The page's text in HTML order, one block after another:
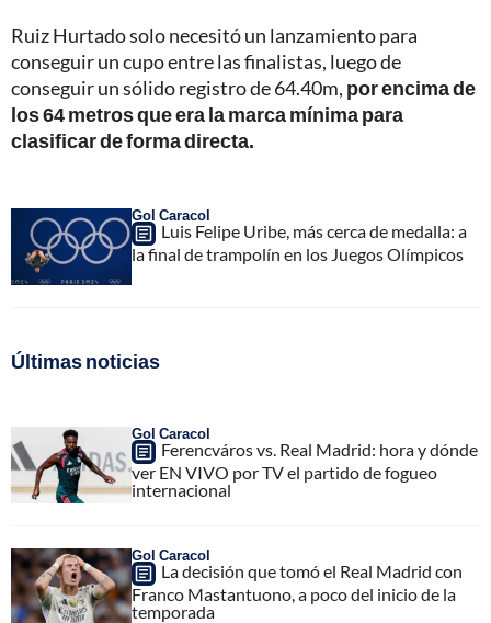
Ruiz Hurtado solo necesitó un lanzamiento para
conseguir un cupo entre las finalistas, luego de
conseguir un sólido registro de 64.40m, por encima de
los 64 metros que era la marca mínima para
clasificar de forma directa.
Gol Caracol
Luis Felipe Uribe, más cerca de medalla: a
la final de trampolín en los Juegos Olímpicos
Últimas noticias
Gol Caracol
Ferencváros vs. Real Madrid: hora y dónde
ver EN VIVO por TV el partido de fogueo
internacional
Gol Caracol
La decisión que tomó el Real Madrid con
Franco Mastantuono, a poco del inicio de la
temporada